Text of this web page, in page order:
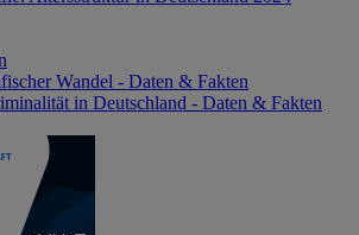
Wandel - Daten & Fakten
in Deutschland - Daten & Fakten